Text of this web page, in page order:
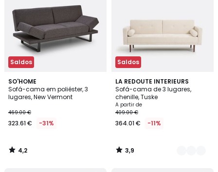
8%
de
desconto
aplicado.
Saldos
SO'HOME
Sofá-cama em poliéster, 3
lugares, New Vermont
469.00 €
323.61 € -31%
4,2
/ 5
4,2
/
Saldos
LA REDOUTE INTERIEURS
Sofá-cama de 3 lugares,
chenille, Tuske
A partir de
409.00 €
364.01 € -11%
3,9
/ 5
4
Cores
3,9
/